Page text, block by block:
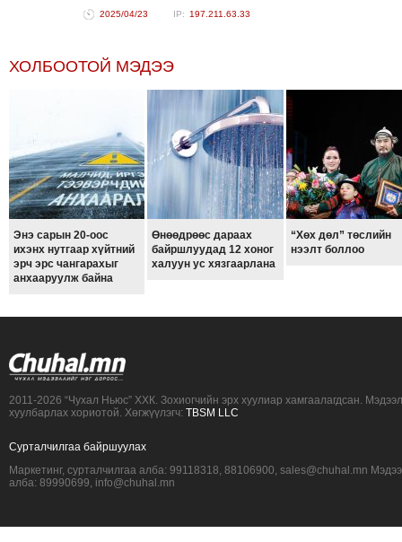
2025/04/23 197.211.63.33
ХОЛБООТОЙ МЭДЭЭ
Энэ сарын 20-оос
ихэнх нутгаар хүйтний
эрч эрс чангарахыг
анхааруулж байна
Өнөөдрөөс дараах
байршлуудад 12 хоног
халуун ус хязгаарлана
“Хөх дөл” төслийн
нээлт боллоо
2011-2026 “Чухал Ньюс” ХХК. Зохиогчийн эрх хуулиар хамгаалагдсан.
хуулбарлах хориотой. Хөгжүүлэгч: TBSM LLC
Сурталчилгаа байршуулах
Маркетинг, сурталчилгаа алба: 99118318, 88106900, sales@chuhal.mn
алба: 89990699, info@chuhal.mn